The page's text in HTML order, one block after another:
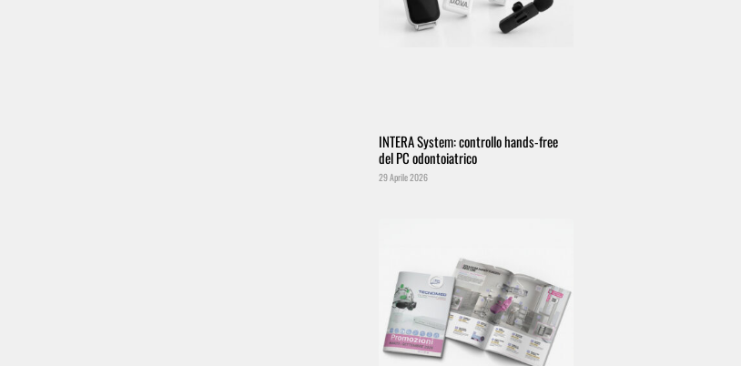
INTERA System: controllo hands-free
del PC odontoiatrico
29 Aprile 2026